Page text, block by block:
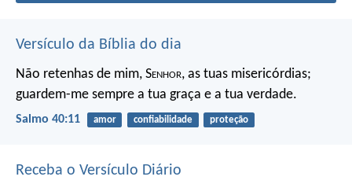
Versículo da Bíblia do dia
Não retenhas de mim, Senhor, as tuas misericórdias;
guardem-me sempre a tua graça e a tua verdade.
Salmo 40:11 amor confiabilidade proteção
Receba o Versículo Diário